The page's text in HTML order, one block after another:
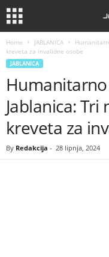
Home JABLANICA
kreveta za invalidne osobe
JABLANICA
Humanitarno
Jablanica:
kreveta za
By Redakcija - 28 lipnja, 2024